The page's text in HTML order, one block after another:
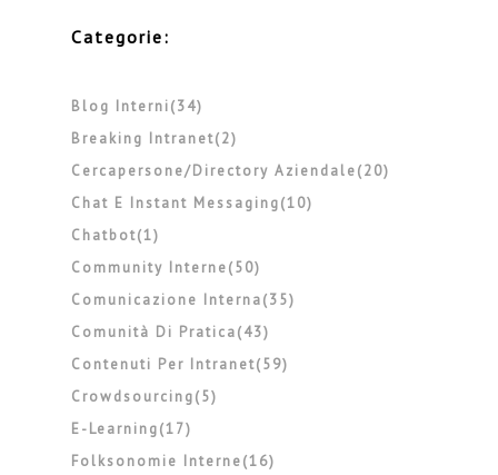
Categorie:
Blog Interni(34)
Breaking Intranet(2)
Cercapersone/directory Aziendale(20)
Chat E Instant Messaging(10)
Chatbot(1)
Community Interne(50)
Comunicazione Interna(35)
Comunità Di Pratica(43)
Contenuti Per Intranet(59)
Crowdsourcing(5)
E-Learning(17)
Folksonomie Interne(16)